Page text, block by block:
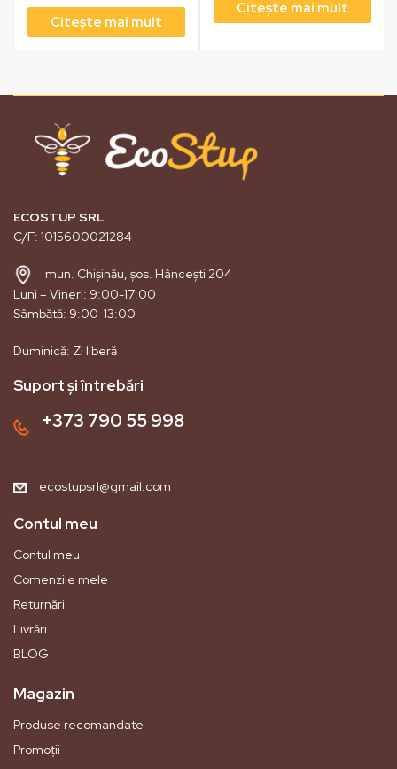
Citește mai mult
Citește mai mult
ECOSTUP SRL
C/F: 1015600021284
mun. Chișinău, șos. Hâncești 204
Luni – Vineri: 9:00-17:00
Sâmbătă: 9:00-13:00
Duminică: Zi liberă
Suport și întrebări
+373 790 55 998
ecostupsrl@gmail.com
Contul meu
Contul meu
Comenzile mele
Returnări
Livrări
BLOG
Magazin
Produse recomandate
Promoții